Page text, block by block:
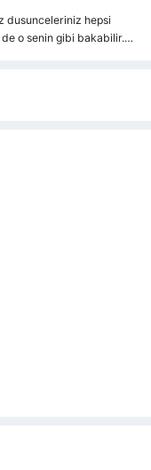
dusunceleriniz hepsi
o senin gibi bakabilir.…